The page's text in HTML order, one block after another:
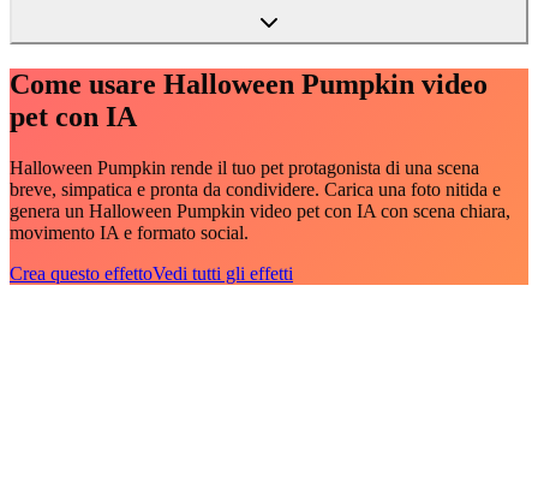
Come usare Halloween Pumpkin video
pet con IA
Halloween Pumpkin rende il tuo pet protagonista di una scena
breve, simpatica e pronta da condividere. Carica una foto nitida e
genera un Halloween Pumpkin video pet con IA con scena chiara,
movimento IA e formato social.
Crea questo effettoVedi tutti gli effetti